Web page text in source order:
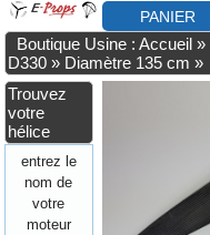
PANIER
Boutique Usine : Accueil »
D330 » Diamètre 135 cm »
Trouvez
votre
hélice
entrez le
nom de
votre
moteur